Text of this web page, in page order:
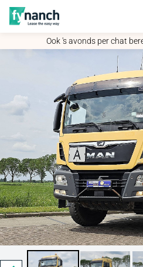
Ook 's avonds per chat
Ook 's avonds per chat